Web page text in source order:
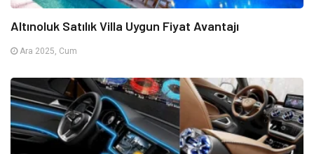
Altınoluk Satılık Villa Uygun Fiyat Avantajı
Ara 2025, Cum